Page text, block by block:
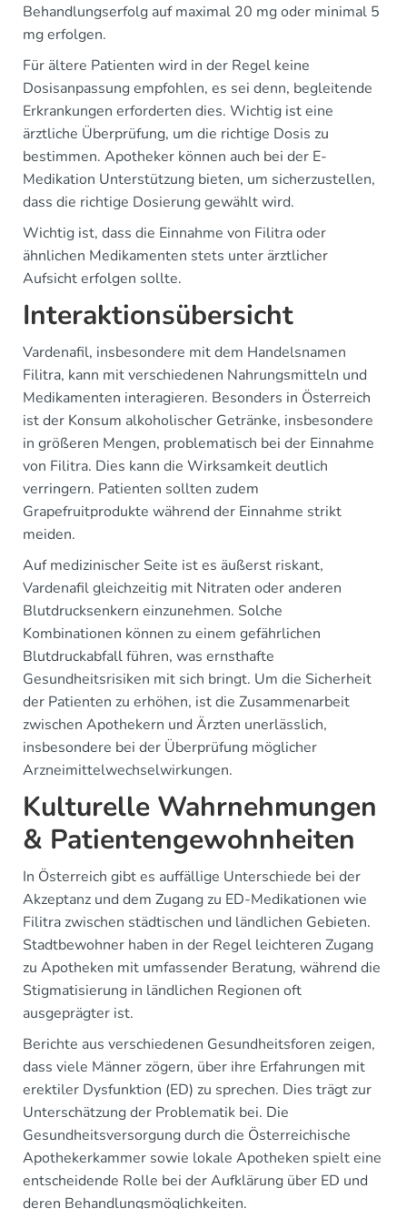
Behandlungserfolg auf maximal 20 mg oder minimal 5
mg erfolgen.
Für ältere Patienten wird in der Regel keine
Dosisanpassung empfohlen, es sei denn, begleitende
Erkrankungen erforderten dies. Wichtig ist eine
ärztliche Überprüfung, um die richtige Dosis zu
bestimmen. Apotheker können auch bei der E-
Medikation Unterstützung bieten, um sicherzustellen,
dass die richtige Dosierung gewählt wird.
Wichtig ist, dass die Einnahme von Filitra oder
ähnlichen Medikamenten stets unter ärztlicher
Aufsicht erfolgen sollte.
Interaktionsübersicht
Vardenafil, insbesondere mit dem Handelsnamen
Filitra, kann mit verschiedenen Nahrungsmitteln und
Medikamenten interagieren. Besonders in Österreich
ist der Konsum alkoholischer Getränke, insbesondere
in größeren Mengen, problematisch bei der Einnahme
von Filitra. Dies kann die Wirksamkeit deutlich
verringern. Patienten sollten zudem
Grapefruitprodukte während der Einnahme strikt
meiden.
Auf medizinischer Seite ist es äußerst riskant,
Vardenafil gleichzeitig mit Nitraten oder anderen
Blutdrucksenkern einzunehmen. Solche
Kombinationen können zu einem gefährlichen
Blutdruckabfall führen, was ernsthafte
Gesundheitsrisiken mit sich bringt. Um die Sicherheit
der Patienten zu erhöhen, ist die Zusammenarbeit
zwischen Apothekern und Ärzten unerlässlich,
insbesondere bei der Überprüfung möglicher
Arzneimittelwechselwirkungen.
Kulturelle Wahrnehmungen
& Patientengewohnheiten
In Österreich gibt es auffällige Unterschiede bei der
Akzeptanz und dem Zugang zu ED-Medikationen wie
Filitra zwischen städtischen und ländlichen Gebieten.
Stadtbewohner haben in der Regel leichteren Zugang
zu Apotheken mit umfassender Beratung, während die
Stigmatisierung in ländlichen Regionen oft
ausgeprägter ist.
Berichte aus verschiedenen Gesundheitsforen zeigen,
dass viele Männer zögern, über ihre Erfahrungen mit
erektiler Dysfunktion (ED) zu sprechen. Dies trägt zur
Unterschätzung der Problematik bei. Die
Gesundheitsversorgung durch die Österreichische
Apothekerkammer sowie lokale Apotheken spielt eine
entscheidende Rolle bei der Aufklärung über ED und
deren Behandlungsmöglichkeiten.